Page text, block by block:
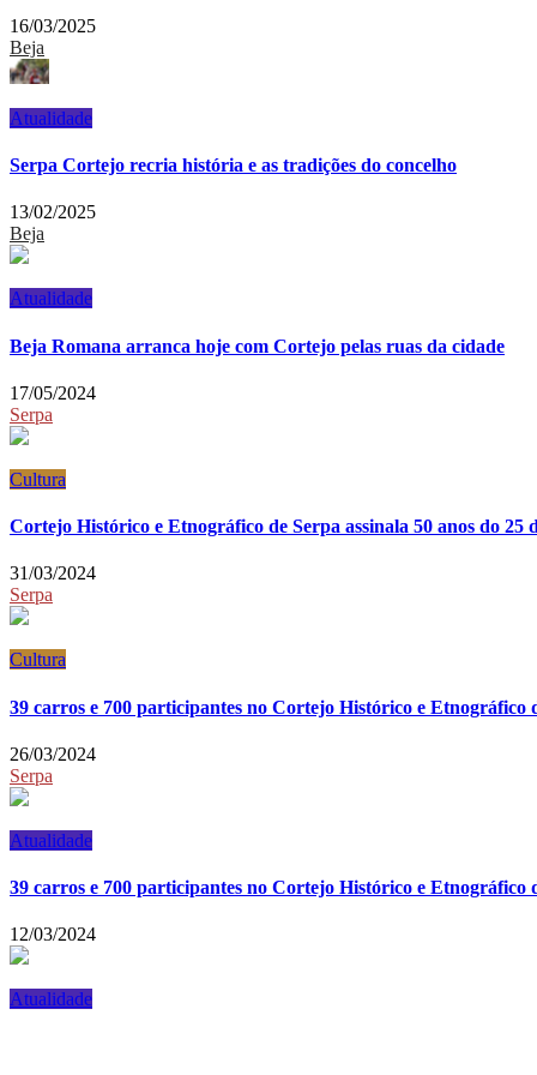
16/03/2025
Beja
Atualidade
Serpa Cortejo recria história e as tradições do concelho
13/02/2025
Beja
Atualidade
Beja Romana arranca hoje com Cortejo pelas ruas da cidade
17/05/2024
Serpa
Cultura
Cortejo Histórico e Etnográfico de Serpa assinala 50 anos do 25
31/03/2024
Serpa
Cultura
39 carros e 700 participantes no Cortejo Histórico e Etnográfico
26/03/2024
Serpa
Atualidade
39 carros e 700 participantes no Cortejo Histórico e Etnográfico
12/03/2024
Atualidade